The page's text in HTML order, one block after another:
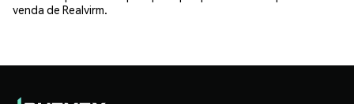
venda de Realvirm.